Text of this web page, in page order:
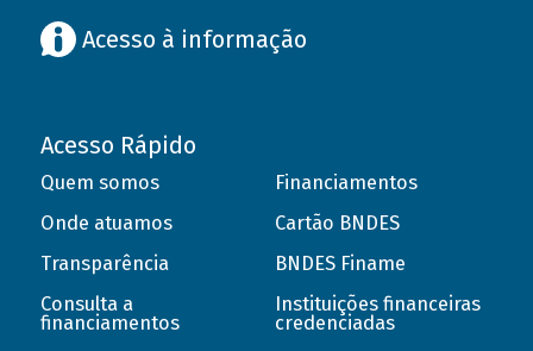
Acesso à informação
Acesso Rápido
Quem somos
Onde atuamos
Transparência
Consulta a
financiamentos
Financiamentos
Cartão BNDES
BNDES Finame
Instituições financeiras
credenciadas